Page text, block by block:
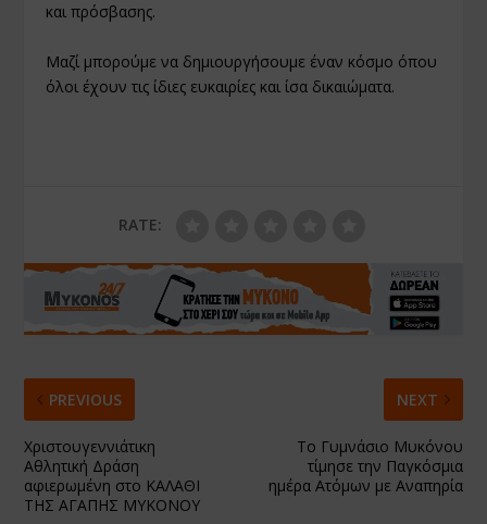
και πρόσβασης.
Μαζί μπορούμε να δημιουργήσουμε έναν κόσμο όπου
όλοι έχουν τις ίδιες ευκαιρίες και ίσα δικαιώματα.
RATE:
PREVIOUS
Χριστουγεννιάτικη
Aθλητική Δράση
αφιερωμένη στο ΚΑΛΑΘΙ
ΤΗΣ ΑΓΑΠΗΣ ΜΥΚΟΝΟΥ
NEXT
Το Γυμνάσιο Μυκόνου
τίμησε την Παγκόσμια
ημέρα Ατόμων με Αναπηρία